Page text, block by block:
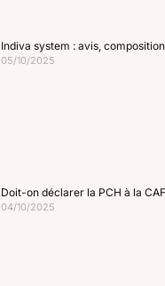
Indiva system : avis,
05/10/2025
Doit-on déclarer la PCH à la
04/10/2025